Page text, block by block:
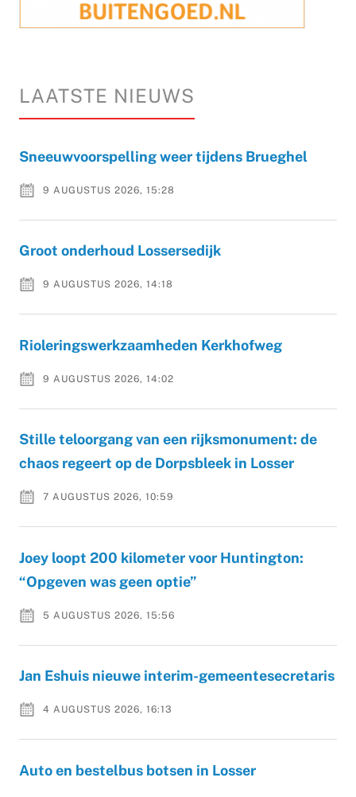
LAATSTE NIEUWS
Sneeuwvoorspelling weer tijdens Brueghel
9 AUGUSTUS 2026, 15:28
Groot onderhoud Lossersedijk
9 AUGUSTUS 2026, 14:18
Rioleringswerkzaamheden Kerkhofweg
9 AUGUSTUS 2026, 14:02
Stille teloorgang van een rijksmonument: de
chaos regeert op de Dorpsbleek in Losser
7 AUGUSTUS 2026, 10:59
Joey loopt 200 kilometer voor Huntington:
“Opgeven was geen optie”
5 AUGUSTUS 2026, 15:56
Jan Eshuis nieuwe interim-gemeentesecretaris
4 AUGUSTUS 2026, 16:13
Auto en bestelbus botsen in Losser